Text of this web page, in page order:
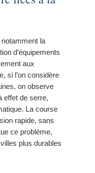
la
d’équipements
aux
si l’on considère
on observe
effet de serre,
La course
rapide, sans
ce problème,
plus durables